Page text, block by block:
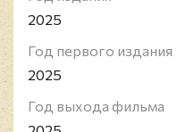
2025
Год первого издания
2025
Год выхода фильма